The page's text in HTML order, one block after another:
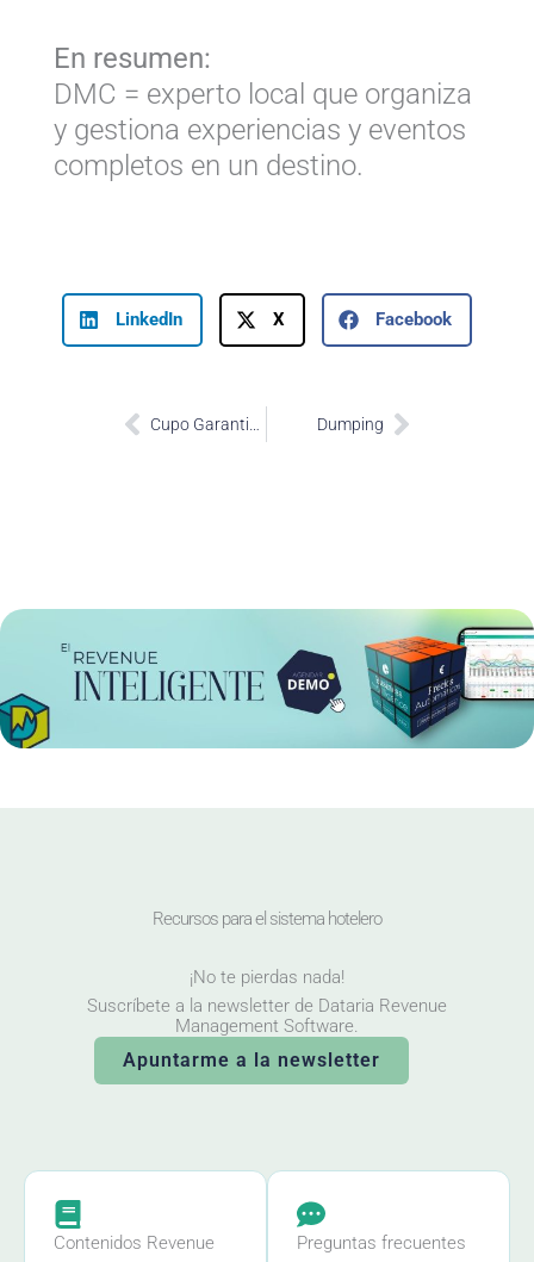
En resumen:
DMC = experto local que organiza
y gestiona experiencias y eventos
completos en un destino.
LinkedIn X Facebook
Dumping
Recursos para el sistema hotelero
¡No te pierdas nada!
Suscríbete a la newsletter de Dataria Revenue
Management Software.
Apuntarme a la newsletter
Contenidos Revenue
Preguntas frecuentes